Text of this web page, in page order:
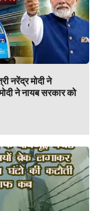
नरेंद्र मोदी ने
ने नायब सरकार को